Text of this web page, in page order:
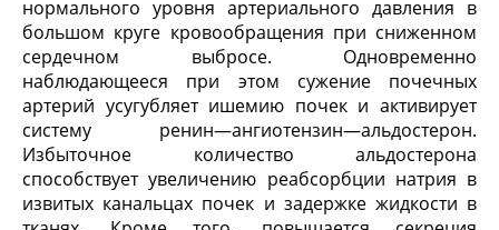
нормального уровня артериального давления в
большом круге кровообращения при сниженном
сердечном выбросе. Одновременно
наблюдающееся при этом сужение почечных
артерий усугубляет ишемию почек и активирует
систему ренин—ангиотензин—альдостерон.
Избыточное количество альдостерона
способствует увеличению реабсорбции натрия в
извитых канальцах почек и задержке жидкости в